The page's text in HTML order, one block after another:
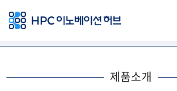
제품소개